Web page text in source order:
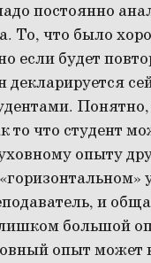
постоянно
То, что было
если будет
то что студент
опыту
и
большой
опыт может